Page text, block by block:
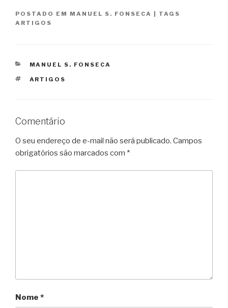
POSTADO EM MANUEL S. FONSECA
TAGS
ARTIGOS
CATEGORIAS
MANUEL S. FONSECA
TAGS
ARTIGOS
Comentário
O seu endereço de e-mail não será publicado. Campos
obrigatórios são marcados com *
Nome *